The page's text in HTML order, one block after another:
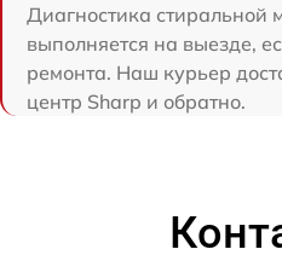
Диагностика стиральной
выполняется на выезде,
ремонта. Наш курьер
центр Sharp и обратно.